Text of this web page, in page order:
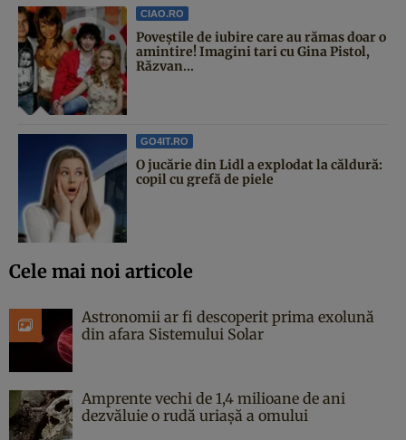
CIAO.RO
Poveştile de iubire care au rămas doar o
amintire! Imagini tari cu Gina Pistol,
Răzvan...
GO4IT.RO
O jucărie din Lidl a explodat la căldură:
copil cu grefă de piele
Cele mai noi articole
Astronomii ar fi descoperit prima exolună
din afara Sistemului Solar
Amprente vechi de 1,4 milioane de ani
dezvăluie o rudă uriașă a omului